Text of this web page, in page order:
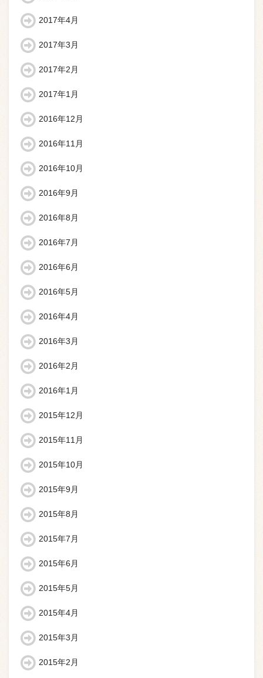
2017年4月
2017年3月
2017年2月
2017年1月
2016年12月
2016年11月
2016年10月
2016年9月
2016年8月
2016年7月
2016年6月
2016年5月
2016年4月
2016年3月
2016年2月
2016年1月
2015年12月
2015年11月
2015年10月
2015年9月
2015年8月
2015年7月
2015年6月
2015年5月
2015年4月
2015年3月
2015年2月